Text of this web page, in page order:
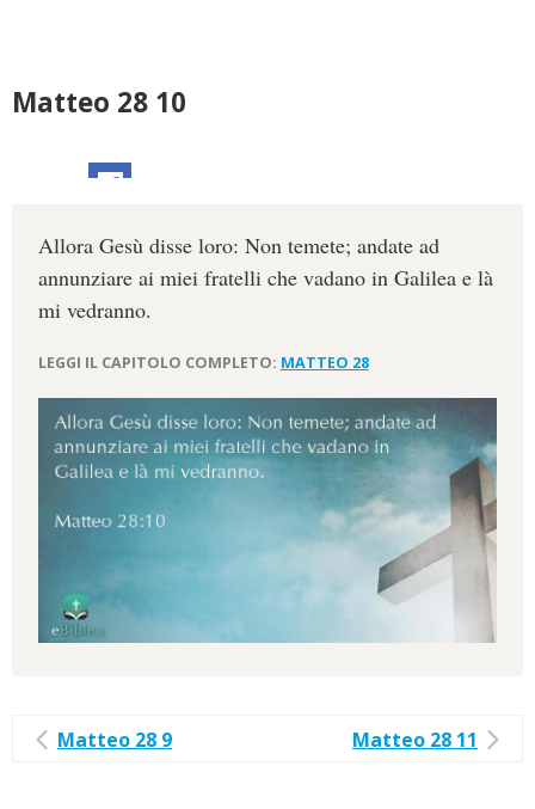
Matteo 28 10
Allora Gesù disse loro: Non temete; andate ad
annunziare ai miei fratelli che vadano in Galilea e là
mi vedranno.
LEGGI IL CAPITOLO COMPLETO: MATTEO 28
Matteo 28 9 Matteo 28 11